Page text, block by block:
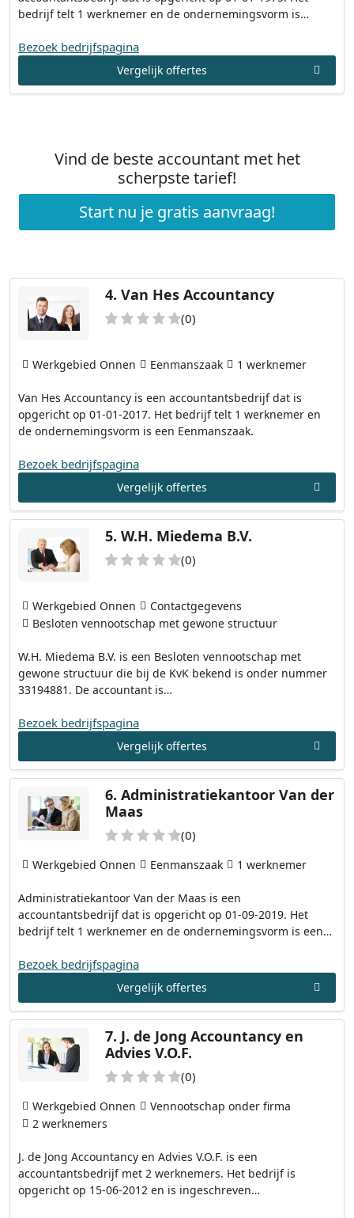
bedrijf telt 1 werknemer en de ondernemingsvorm is…
Bezoek bedrijfspagina
Vergelijk offertes
Vind de beste accountant met het
scherpste tarief!
Start nu je gratis aanvraag!
4. Van Hes Accountancy
(0)
Van Hes Accountancy is een accountantsbedrijf dat is
opgericht op 01-01-2017. Het bedrijf telt 1 werknemer en
de ondernemingsvorm is een Eenmanszaak.
Werkgebied Onnen Eenmanszaak 1 werknemer
Bezoek bedrijfspagina
Vergelijk offertes
5. W.H. Miedema B.V.
(0)
W.H. Miedema B.V. is een Besloten vennootschap met
gewone structuur die bij de KvK bekend is onder nummer
33194881. De accountant is…
Werkgebied Onnen
Contactgegevens
Besloten vennootschap met gewone structuur
Bezoek bedrijfspagina
Vergelijk offertes
6. Administratiekantoor Van der
Maas
(0)
Administratiekantoor Van der Maas is een
accountantsbedrijf dat is opgericht op 01-09-2019. Het
bedrijf telt 1 werknemer en de ondernemingsvorm is een…
Werkgebied Onnen Eenmanszaak 1 werknemer
Bezoek bedrijfspagina
Vergelijk offertes
7. J. de Jong Accountancy en
Advies V.O.F.
(0)
J. de Jong Accountancy en Advies V.O.F. is een
accountantsbedrijf met 2 werknemers. Het bedrijf is
opgericht op 15-06-2012 en is ingeschreven…
Werkgebied Onnen
Vennootschap onder firma
2 werknemers